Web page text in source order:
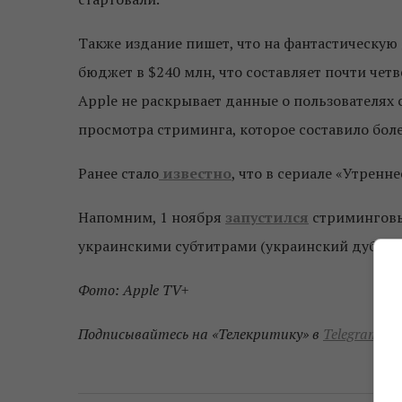
Также издание пишет, что на
бюджет в $240 млн, что составляет почти
Apple не раскрывает данные о
просмотра стриминга, которое составило
Ранее стало известно, что в сериале
Напомним, 1 ноября запустился
украинскими субтитрами (украинский
Фото: Apple TV+
Подписывайтесь на «Телекритику» в Telegram